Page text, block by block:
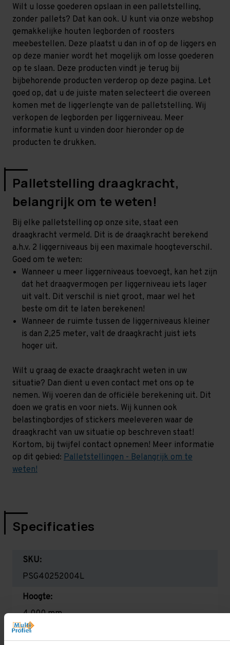
Wilt u losse goederen opslaan in een palletstelling,
zonder pallets? Dat kan ook. U kunt via onze webshop
gemakkelijke houten legborden of roosters
meebestellen. Deze plaatst u dan in of op de liggers en
op deze manier wordt het mogelijk om losse goederen
op te slaan. Deze producten vindt je terug bij
bijbehorende producten verderop op deze pagina. Let
goed op, dat u de juiste maten selecteert die overeen
komen met de liggerlengte van de palletstelling. Wij
verkopen de legborden per liggerniveau. Meer
informatie kunt u vinden door hieronder op de
producten te drukken.
Palletstelling draagkracht,
belangrijk om te weten!
Bij elke palletstelling op onze site, staat een
draagkracht vermeld. Dit is de draagkracht berekend
a.h.v. 2 liggerniveaus bij een maximale hoogteverschil.
Goed om te weten:
Wanneer u meer liggerniveaus toevoegt, kan het zijn
dat het draagvermogen per liggerniveau iets lager
uit valt. Dit verschil is niet groot, maar wel het
beste om dit te laten berekenen!
Wanneer de ruimte tussen de liggerniveaus kleiner
is dan 2,25 meter, valt de draagkracht juist iets
hoger uit.
Wilt u graag de exacte draagkracht weten in uw
situatie? Dan dient u even contact met ons op te
nemen. Wij voeren dan de officiële berekening uit. Dit
doen we gratis en voor niets. Wij kunnen ook
belastingbordjes of stickers meeleveren waar de
draagkracht van uw situatie op beschreven staat!
Kortom, bij twijfel contact opnemen! Meer informatie
op dit gebied: Palletstellingen - Belangrijk om te
weten!
Specificaties
SKU:
PSG40252004L
Hoogte:
4.000 mm
Diepte: